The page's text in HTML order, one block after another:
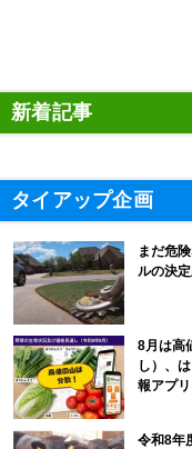
新着記事
タイアップ企画
まだ危
ルの決
8月は高
し）、
報アプ
令和8年